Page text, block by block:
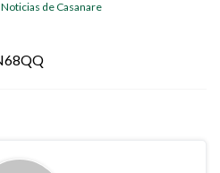
Noticias de Casanare